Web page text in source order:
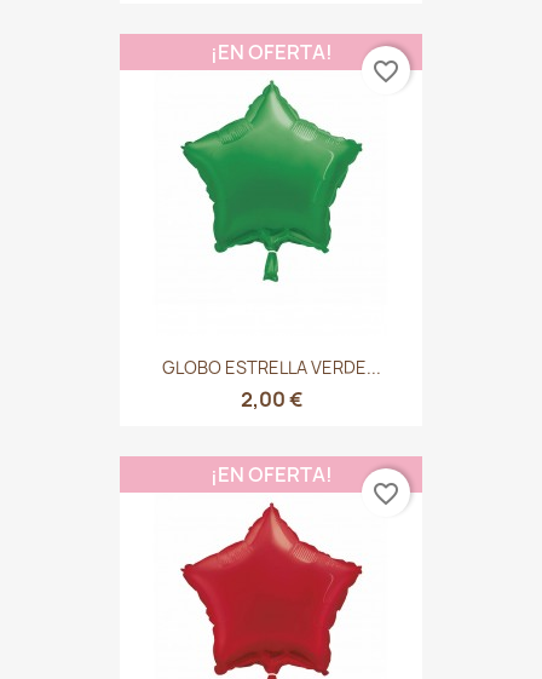
GLOBO ESTRELLA VERDE...
2,00 €
¡EN OFERTA!
favorite_border
¡EN OFERTA!
favorite_border